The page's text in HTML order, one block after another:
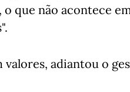
que não acontece
adiantou o